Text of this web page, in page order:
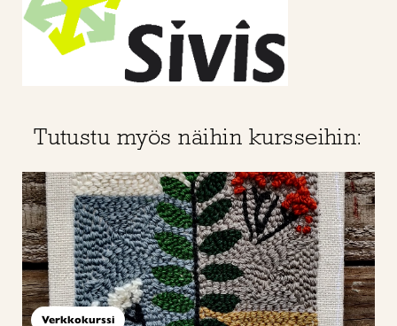
Tutustu myös näihin kursseihin:
Verkkokurssi